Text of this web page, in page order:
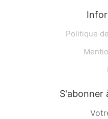
Politique
S'abonner